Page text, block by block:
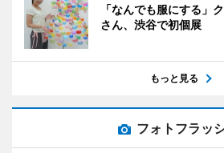
「なんでも服にする」
さん、渋谷で初個展
もっと見る
フォトフラッ